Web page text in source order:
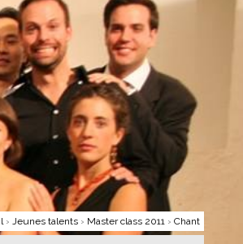
› Jeunes talents › Master class 2011 › Chant